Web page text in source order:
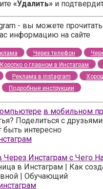
«Удалить» и
- вы можете прочитать
информацию на сайте
Через телефон
Коротко о главном в Инстаграм
Реклама в instagram
Подробные инструкции
в мобильном
Поделиться с друзьями:
интересно
Инстаграм с Чего
в Инстаграм | Как
| Обучающий